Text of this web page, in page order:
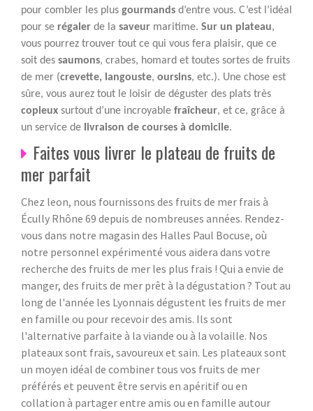
pour combler les plus gourmands d’entre vous. C’est l’idéal
pour se régaler de la saveur maritime. Sur un plateau,
vous pourrez trouver tout ce qui vous fera plaisir, que ce
soit des saumons, crabes, homard et toutes sortes de fruits
de mer (crevette, langouste, oursins, etc.). Une chose est
sûre, vous aurez tout le loisir de déguster des plats très
copieux surtout d’une incroyable fraîcheur, et ce, grâce à
un service de livraison de courses à domicile.
Faites vous livrer le plateau de fruits de
mer parfait
Chez leon, nous fournissons des fruits de mer frais à
Écully Rhône 69 depuis de nombreuses années. Rendez-
vous dans notre magasin des Halles Paul Bocuse, où
notre personnel expérimenté vous aidera dans votre
recherche des fruits de mer les plus frais ! Qui a envie de
manger, des fruits de mer prêt à la dégustation ? Tout au
long de l'année les Lyonnais dégustent les fruits de mer
en famille ou pour recevoir des amis. Ils sont
l'alternative parfaite à la viande ou à la volaille. Nos
plateaux sont frais, savoureux et sain. Les plateaux sont
un moyen idéal de combiner tous vos fruits de mer
préférés et peuvent être servis en apéritif ou en
collation à partager entre amis ou en famille autour